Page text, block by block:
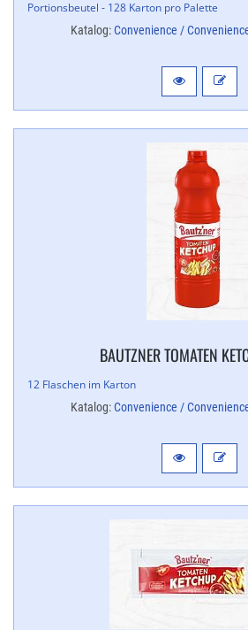
Portionsbeutel - 128 Karton pro Palette
Katalog:Convenience /
BAUTZNER TOMATEN
12 Flaschen im Karton
Katalog:Convenience /